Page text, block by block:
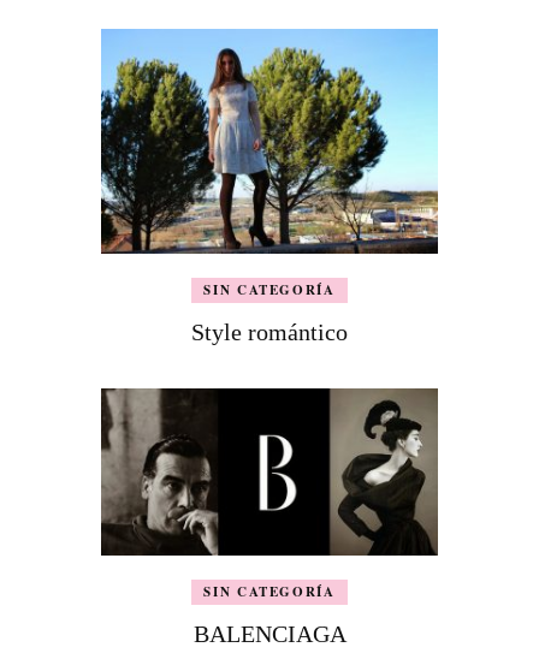
SIN CATEGORÍA
Style romántico
SIN CATEGORÍA
BALENCIAGA